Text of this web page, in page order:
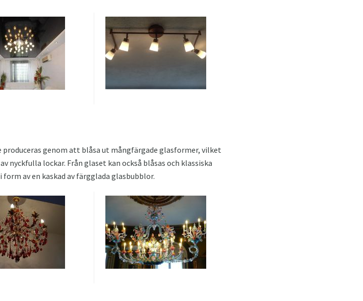
produceras genom att blåsa ut mångfärgade glasformer, vilket
nyckfulla lockar. Från glaset kan också blåsas och klassiska
av en kaskad av färgglada glasbubblor.